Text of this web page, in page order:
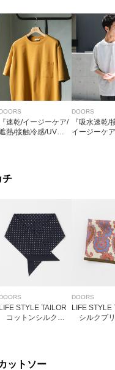
DOORS
『速乾/イージーケア/
熱/接触冷感/UVカ
DOORS
『吸水速乾/
イージーケ
チ
DOORS
LIFE STYLE TAILOR
コットンシルクド
DOORS
LIFE STYLE
シルクプ
ットソー